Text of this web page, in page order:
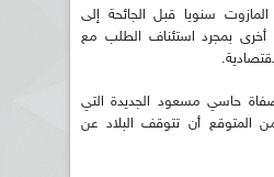
المازوت سنويا قبل الجائحة إلى
أخرى بمجرد استئناف الطلب مع
حاسي مسعود الجديدة التي
المتوقع أن تتوقف البلاد عن